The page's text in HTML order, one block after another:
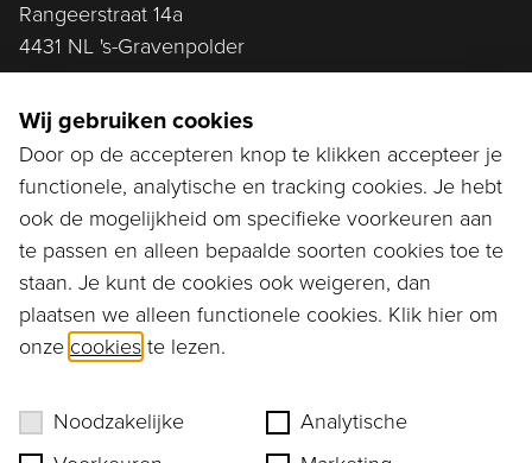
Rangeerstraat 14a
4431 NL 's-Gravenpolder
Ga naar...
Bestellen
Diensten
Assortiment
Ons verhaal
Wij gebruiken cookies
Door op de accepteren knop te klikken accepteer je
functionele, analytische en tracking cookies. Je hebt
ook de mogelijkheid om specifieke voorkeuren aan
te passen en alleen bepaalde soorten cookies toe te
staan. Je kunt de cookies ook weigeren, dan
plaatsen we alleen functionele cookies. Klik hier om
onze cookies te lezen.
Noodzakelijke
Analytische